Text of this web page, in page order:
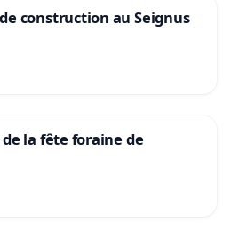
construction au Seignus
la fête foraine de